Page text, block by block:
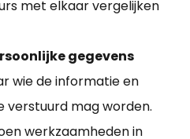
met elkaar vergelijken
gegevens
wie de informatie en
verstuurd mag worden.
werkzaamheden in